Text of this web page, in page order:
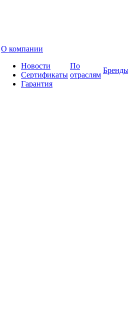
О компании
Новости
Сертификаты
Гарантия
По
отраслям